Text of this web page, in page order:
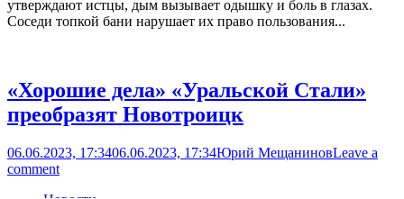
утверждают истцы, дым вызывает одышку и боль в глазах.
Соседи топкой бани нарушает их право пользования...
«Хорошие дела» «Уральской Стали»
преобразят Новотроицк
06.06.2023, 17:3406.06.2023, 17:34Юрий МещаниновLeave a
comment